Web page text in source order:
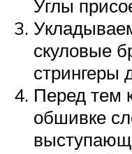
Углы
скуловые
стрингеры
Перед тем
обшивке